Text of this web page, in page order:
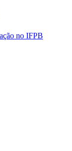
no IFPB